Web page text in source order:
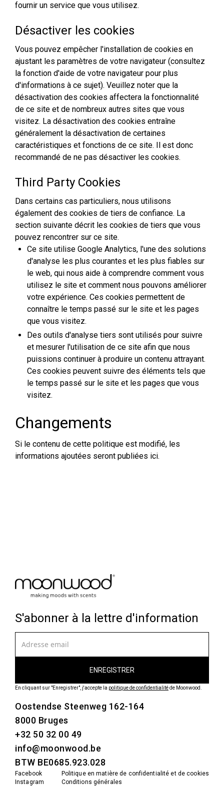
fournir un service que vous utilisez.
Désactiver les cookies
Vous pouvez empêcher l'installation de cookies en
ajustant les paramètres de votre navigateur (consultez
la fonction d'aide de votre navigateur pour plus
d'informations à ce sujet). Veuillez noter que la
désactivation des cookies affectera la fonctionnalité
de ce site et de nombreux autres sites que vous
visitez. La désactivation des cookies entraîne
généralement la désactivation de certaines
caractéristiques et fonctions de ce site. Il est donc
recommandé de ne pas désactiver les cookies.
Third Party Cookies
Dans certains cas particuliers, nous utilisons
également des cookies de tiers de confiance. La
section suivante décrit les cookies de tiers que vous
pouvez rencontrer sur ce site.
Ce site utilise Google Analytics, l'une des solutions
d'analyse les plus courantes et les plus fiables sur
le web, qui nous aide à comprendre comment vous
utilisez le site et comment nous pouvons améliorer
votre expérience. Ces cookies permettent de
connaître le temps passé sur le site et les pages
que vous visitez.
Des outils d'analyse tiers sont utilisés pour suivre
et mesurer l'utilisation de ce site afin que nous
puissions continuer à produire un contenu attrayant.
Ces cookies peuvent suivre des éléments tels que
le temps passé sur le site et les pages que vous
visitez.
Changements
Si le contenu de cette politique est modifié, les
informations ajoutées seront publiées ici.
Oostendse Steenweg 162-164
8000 Bruges
+32 50 32 00 49
info@moonwood.be
BTW BE0685.923.028
S'abonner à la lettre d'information
En cliquant sur "Enregistrer", j'accepte la politique de confidentialitéde Moonwood.
Facebook
Instagram
Politique en matière de confidentialité et de cookies
Conditions générales